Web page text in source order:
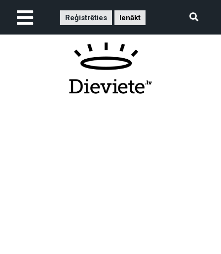
Reģistrēties Ienākt